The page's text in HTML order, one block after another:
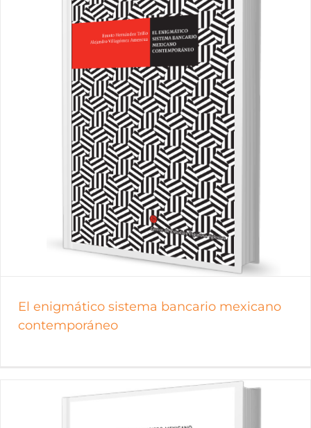
El enigmático sistema bancario mexicano
contemporáneo